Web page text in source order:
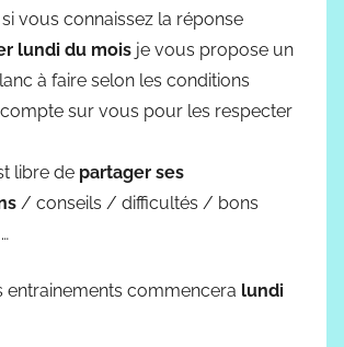
si vous connaissez la réponse
lundi du mois je vous propose un
à faire selon les conditions
sur vous pour les respecter
libre de partager ses
/ conseils / difficultés / bons
entrainements commencera lundi